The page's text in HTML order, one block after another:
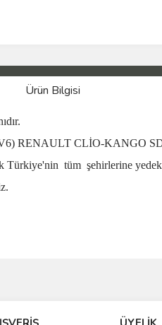
Ürün Bilgisi
RENAULT CLİO-KANGO
Türkiye'nin tüm şehirlerine